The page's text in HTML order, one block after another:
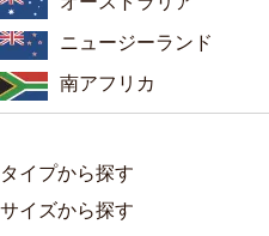
ニュージーランド
南アフリカ
タイプから探す
サイズから探す